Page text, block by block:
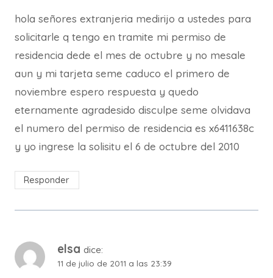
hola señores extranjeria medirijo a ustedes para
solicitarle q tengo en tramite mi permiso de
residencia dede el mes de octubre y no mesale
aun y mi tarjeta seme caduco el primero de
noviembre espero respuesta y quedo
eternamente agradesido disculpe seme olvidava
el numero del permiso de residencia es x6411638c
y yo ingrese la solisitu el 6 de octubre del 2010
Responder
elsa dice:
11 de julio de 2011 a las 23:39